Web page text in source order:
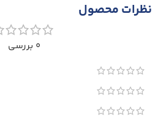
نظرات محصول
0 بررسی